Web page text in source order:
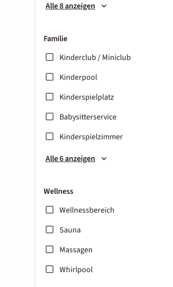
Alle 8 anzeigen
Familie
Kinderclub / Miniclub
Kinderpool
Kinderspielplatz
Babysitterservice
Kinderspielzimmer
Alle 6 anzeigen
Wellness
Wellnessbereich
Sauna
Massagen
Whirlpool